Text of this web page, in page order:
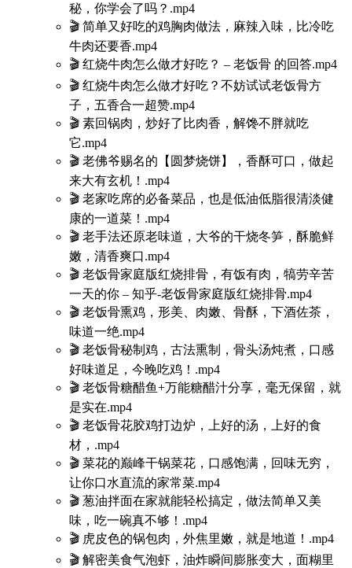
秘，你学会了吗？.mp4
🎬 简单又好吃的鸡胸肉做法，麻辣入味，比冷吃
牛肉还要香.mp4
🎬 红烧牛肉怎么做才好吃？ – 老饭骨 的回答.mp4
🎬 红烧牛肉怎么做才好吃？不妨试试老饭骨方
子，五香合一超赞.mp4
🎬 素回锅肉，炒好了比肉香，解馋不胖就吃
它.mp4
🎬 老佛爷赐名的【圆梦烧饼】，香酥可口，做起
来大有玄机！.mp4
🎬 老家吃席的必备菜品，也是低油低脂很清淡健
康的一道菜！.mp4
🎬 老手法还原老味道，大爷的干烧冬笋，酥脆鲜
嫩，清香爽口.mp4
🎬 老饭骨家庭版红烧排骨，有饭有肉，犒劳辛苦
一天的你 – 知乎-老饭骨家庭版红烧排骨.mp4
🎬 老饭骨熏鸡，形美、肉嫩、骨酥，下酒佐茶，
味道一绝.mp4
🎬 老饭骨秘制鸡，古法熏制，骨头汤炖煮，口感
好味道足，今晚吃鸡！.mp4
🎬 老饭骨糖醋鱼+万能糖醋汁分享，毫无保留，就
是实在.mp4
🎬 老饭骨花胶鸡打边炉，上好的汤，上好的食
材，.mp4
🎬 菜花的巅峰干锅菜花，口感饱满，回味无穷，
让你口水直流的家常菜.mp4
🎬 葱油拌面在家就能轻松搞定，做法简单又美
味，吃一碗真不够！.mp4
🎬 虎皮色的锅包肉，外焦里嫩，就是地道！.mp4
🎬 解密美食气泡虾，油炸瞬间膨胀变大，面糊里